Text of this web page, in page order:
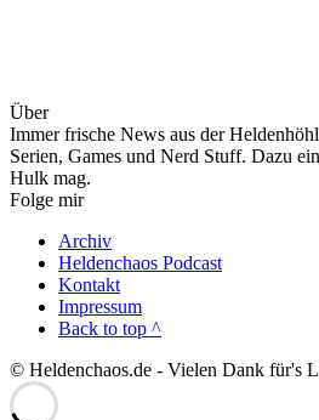
Über
Immer frische News aus der
Serien, Games und Nerd Stuff. Dazu
Hulk mag.
Folge mir
Archiv
Heldenchaos Podcast
Kontakt
Impressum
Back to top ^
© Heldenchaos.de - Vielen Dank für's